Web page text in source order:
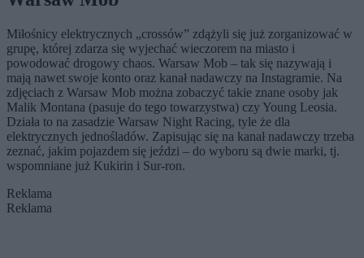
Miłośnicy elektrycznych „crossów” zdążyli się już zorganizować w
grupę, której zdarza się wyjechać wieczorem na miasto i
powodować drogowy chaos. Warsaw Mob – tak się nazywają i
mają nawet swoje konto oraz kanał nadawczy na Instagramie. Na
zdjęciach z Warsaw Mob można zobaczyć takie znane osoby jak
Malik Montana (pasuje do tego towarzystwa) czy Young Leosia.
Działa to na zasadzie Warsaw Night Racing, tyle że dla
elektrycznych jednośladów. Zapisując się na kanał nadawczy trzeba
zeznać, jakim pojazdem się jeździ – do wyboru są dwie marki, tj.
wspomniane już Kukirin i Sur-ron.
Reklama
Reklama